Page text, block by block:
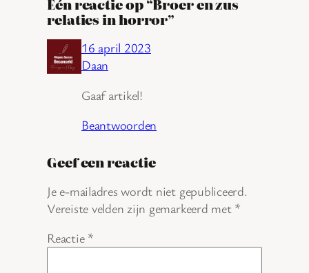
Één reactie op “Broer en zus
relaties in horror”
16 april 2023
Daan
Gaaf artikel!
Beantwoorden
Geef een reactie
Je e-mailadres wordt niet gepubliceerd.
Vereiste velden zijn gemarkeerd met *
Reactie *